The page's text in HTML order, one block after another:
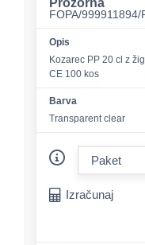
FOPA/999911894/
Opis
Kozarec PP 20 cl z
CE 100 kos
Barva
Transparent clear
Izračunaj